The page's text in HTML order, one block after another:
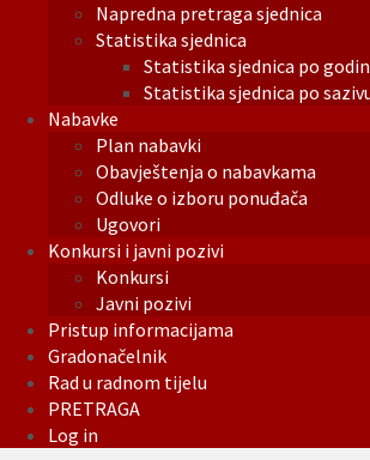
Napredna pretraga sjednica
Statistika sjednica
Statistika sjednica po
Statistika sjednica po
Nabavke
Plan nabavki
Obavještenja o nabavkama
Odluke o izboru ponuđača
Ugovori
Konkursi i javni pozivi
Konkursi
Javni pozivi
Pristup informacijama
Gradonačelnik
Rad u radnom tijelu
PRETRAGA
Log in